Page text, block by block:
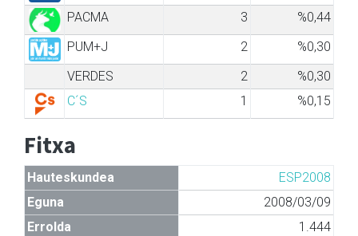
PACMA
3
%0,44
PUM+J
2
%0,30
VERDES
2
%0,30
C´S
1 %0,15
Fitxa
Hauteskundea
ESP2008
Eguna
2008/03/09
Errolda
1.444